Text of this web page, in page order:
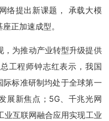
络提出新课题， 承载大模
正加速成型。
，为推动产业转型升级提供
工程师钟志红表示，我国
标准研制均处于全球第一
展新焦点；5G、千兆光网
业互联网融合应用实现工业